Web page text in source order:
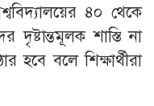
৪০ থেকে
দৃষ্টান্তমূলক শাস্তি না
হবে বলে শিক্ষার্থীরা